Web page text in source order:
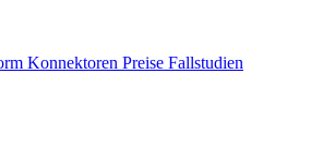
Konnektoren Preise Fallstudien